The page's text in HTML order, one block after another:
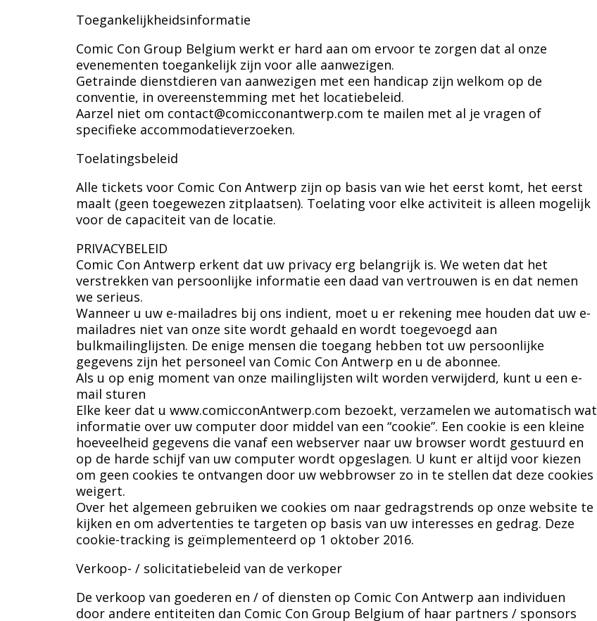
Toegankelijkheidsinformatie
Comic Con Group Belgium werkt er hard aan om ervoor te zorgen dat al onze
evenementen toegankelijk zijn voor alle aanwezigen.
Getrainde dienstdieren van aanwezigen met een handicap zijn welkom op de
conventie, in overeenstemming met het locatiebeleid.
Aarzel niet om contact@comicconantwerp.com te mailen met al je vragen of
specifieke accommodatieverzoeken.
Toelatingsbeleid
Alle tickets voor Comic Con Antwerp zijn op basis van wie het eerst komt, het eerst
maalt (geen toegewezen zitplaatsen). Toelating voor elke activiteit is alleen mogelijk
voor de capaciteit van de locatie.
PRIVACYBELEID
Comic Con Antwerp erkent dat uw privacy erg belangrijk is. We weten dat het
verstrekken van persoonlijke informatie een daad van vertrouwen is en dat nemen
we serieus.
Wanneer u uw e-mailadres bij ons indient, moet u er rekening mee houden dat uw e-
mailadres niet van onze site wordt gehaald en wordt toegevoegd aan
bulkmailinglijsten. De enige mensen die toegang hebben tot uw persoonlijke
gegevens zijn het personeel van Comic Con Antwerp en u de abonnee.
Als u op enig moment van onze mailinglijsten wilt worden verwijderd, kunt u een e-
mail sturen
Elke keer dat u www.comicconAntwerp.com bezoekt, verzamelen we automatisch wat
informatie over uw computer door middel van een “cookie”. Een cookie is een kleine
hoeveelheid gegevens die vanaf een webserver naar uw browser wordt gestuurd en
op de harde schijf van uw computer wordt opgeslagen. U kunt er altijd voor kiezen
om geen cookies te ontvangen door uw webbrowser zo in te stellen dat deze cookies
weigert.
Over het algemeen gebruiken we cookies om naar gedragstrends op onze website te
kijken en om advertenties te targeten op basis van uw interesses en gedrag. Deze
cookie-tracking is geïmplementeerd op 1 oktober 2016.
Verkoop- / solicitatiebeleid van de verkoper
De verkoop van goederen en / of diensten op Comic Con Antwerp aan individuen
door andere entiteiten dan Comic Con Group Belgium of haar partners / sponsors